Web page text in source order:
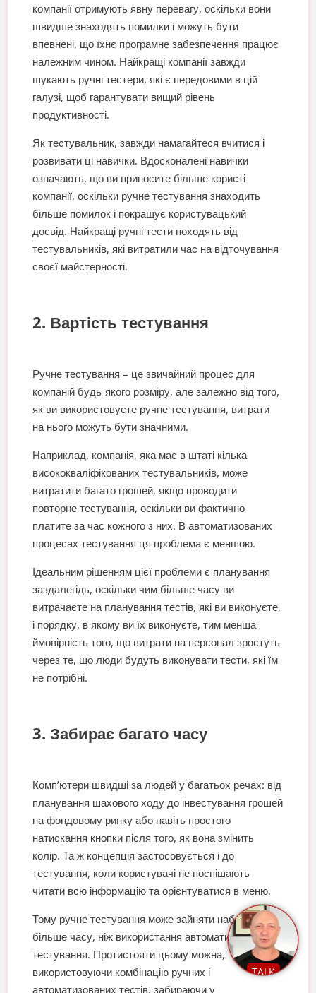
компанії отримують явну перевагу, оскільки вони
швидше знаходять помилки і можуть бути
впевнені, що їхнє програмне забезпечення працює
належним чином. Найкращі компанії завжди
шукають ручні тестери, які є передовими в цій
галузі, щоб гарантувати вищий рівень
продуктивності.
Як тестувальник, завжди намагайтеся вчитися і
розвивати ці навички. Вдосконалені навички
означають, що ви приносите більше користі
компанії, оскільки ручне тестування знаходить
більше помилок і покращує користувацький
досвід. Найкращі ручні тести походять від
тестувальників, які витратили час на відточування
своєї майстерності.
2. Вартість тестування
Ручне тестування – це звичайний процес для
компаній будь-якого розміру, але залежно від того,
як ви використовуєте ручне тестування, витрати
на нього можуть бути значними.
Наприклад, компанія, яка має в штаті кілька
висококваліфікованих тестувальників, може
витратити багато грошей, якщо проводити
повторне тестування, оскільки ви фактично
платите за час кожного з них. В автоматизованих
процесах тестування ця проблема є меншою.
Ідеальним рішенням цієї проблеми є планування
заздалегідь, оскільки чим більше часу ви
витрачаєте на планування тестів, які ви виконуєте,
і порядку, в якому ви їх виконуєте, тим менша
ймовірність того, що витрати на персонал зростуть
через те, що люди будуть виконувати тести, які їм
не потрібні.
3. Забирає багато часу
Комп’ютери швидші за людей у багатьох речах: від
планування шахового ходу до інвестування грошей
на фондовому ринку або навіть простого
натискання кнопки після того, як вона змінить
колір. Та ж концепція застосовується і до
тестування, коли користувачі не поспішають
читати всю інформацію та орієнтуватися в меню.
Тому ручне тестування може зайняти набагато
більше часу, ніж використання автоматизації
тестування. Протистояти цьому можна,
використовуючи комбінацію ручних і
автоматизованих тестів, забираючи у
TALK